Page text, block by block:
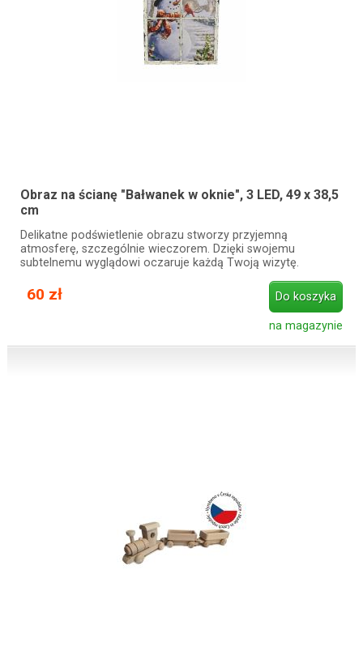
Obraz na ścianę "Bałwanek w oknie", 3 LED, 49 x 38,5
cm
Delikatne podświetlenie obrazu stworzy przyjemną
atmosferę, szczególnie wieczorem. Dzięki swojemu
subtelnemu wyglądowi oczaruje każdą Twoją wizytę.
60 zł Do koszyka
na magazynie